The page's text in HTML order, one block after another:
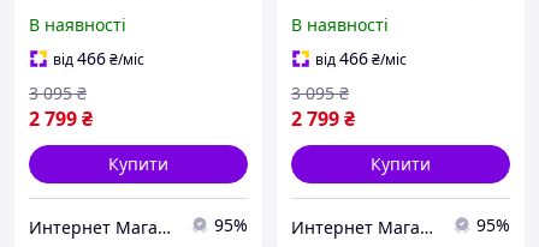
В наявності
від466₴/міс
2 799₴
3 095 ₴
Купити
Интернет Магазин Олеся 95%
В наявності
від466₴/міс
2 799₴
3 095 ₴
Купити
Интернет Магазин Олеся 95%